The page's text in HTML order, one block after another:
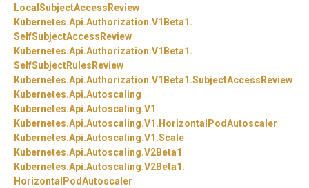
LocalSubjectAccessReview
Kubernetes.Api.Authorization.V1Beta1.
SelfSubjectAccessReview
Kubernetes.Api.Authorization.V1Beta1.
SelfSubjectRulesReview
Kubernetes.Api.Authorization.V1Beta1.SubjectAccessReview
Kubernetes.Api.Autoscaling
Kubernetes.Api.Autoscaling.V1
Kubernetes.Api.Autoscaling.V1. HorizontalPodAutoscaler
Kubernetes.Api.Autoscaling.V1.Scale
Kubernetes.Api.Autoscaling.V2Beta1
Kubernetes.Api.Autoscaling.V2Beta1.
HorizontalPodAutoscaler